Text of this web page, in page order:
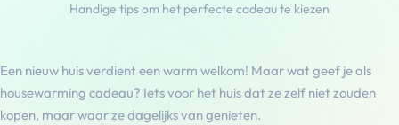
Handige tips om het perfecte cadeau te kiezen
Een nieuw huis verdient een warm welkom! Maar wat geef je als
housewarming cadeau? Iets voor het huis dat ze zelf niet zouden
kopen, maar waar ze dagelijks van genieten.